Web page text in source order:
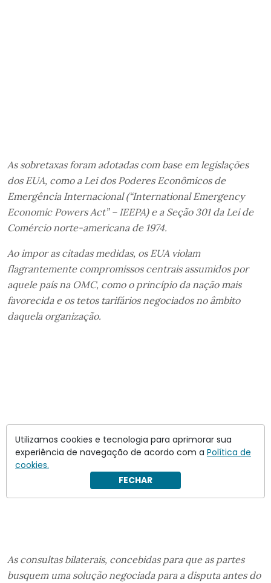
As sobretaxas foram adotadas com base em legislações
dos EUA, como a Lei dos Poderes Econômicos de
Emergência Internacional (“International Emergency
Economic Powers Act” – IEEPA) e a Seção 301 da Lei de
Comércio norte-americana de 1974.
Ao impor as citadas medidas, os EUA violam
flagrantemente compromissos centrais assumidos por
aquele país na OMC, como o princípio da nação mais
favorecida e os tetos tarifários negociados no âmbito
daquela organização.
As consultas bilaterais, concebidas para que as partes
busquem uma solução negociada para a disputa antes do
Utilizamos cookies e tecnologia para aprimorar sua
experiência de navegação de acordo com a Política de
cookies.
FECHAR